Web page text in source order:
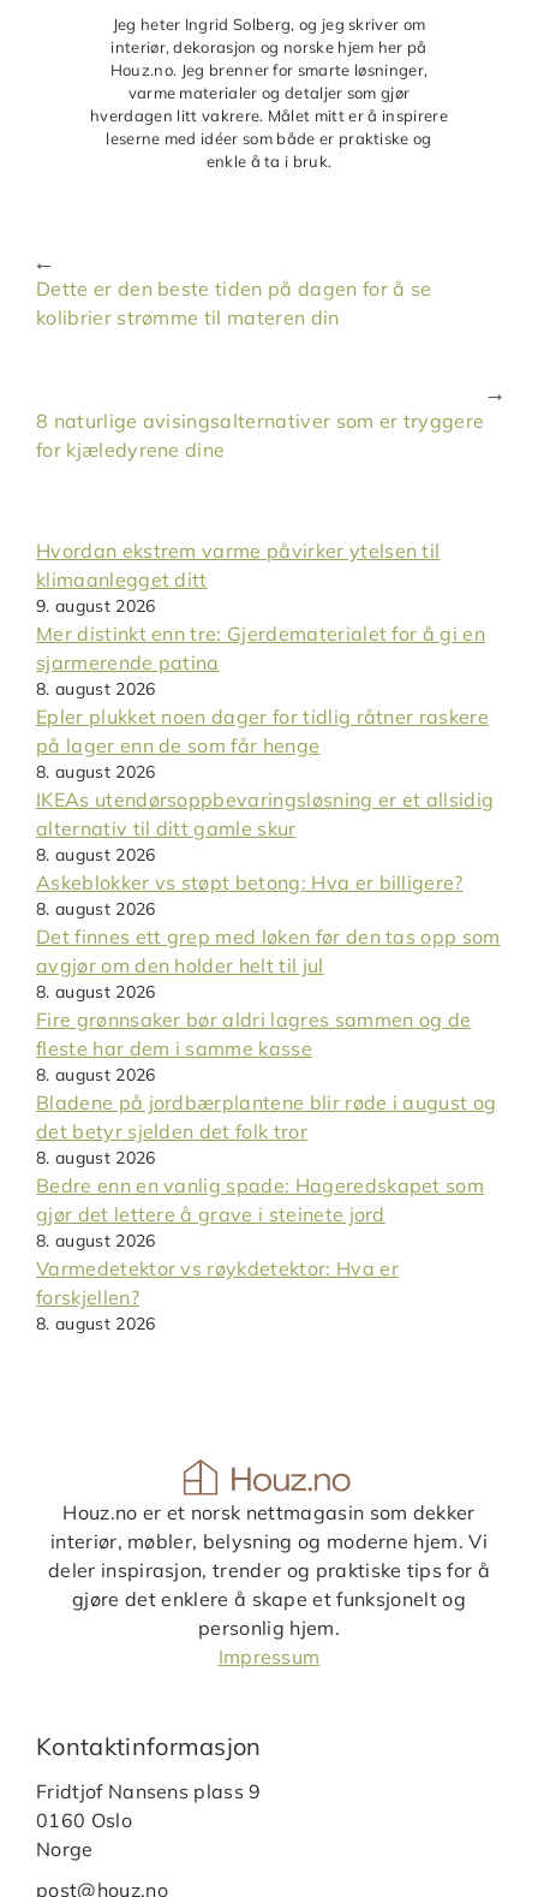
Jeg heter Ingrid Solberg, og jeg skriver om
interiør, dekorasjon og norske hjem her på
Houz.no. Jeg brenner for smarte løsninger,
varme materialer og detaljer som gjør
hverdagen litt vakrere. Målet mitt er å inspirere
leserne med idéer som både er praktiske og
enkle å ta i bruk.
Dette er den beste tiden på dagen for å se
kolibrier strømme til materen din
8 naturlige avisingsalternativer som er tryggere
for kjæledyrene dine
Hvordan ekstrem varme påvirker ytelsen til
klimaanlegget ditt
9. august 2026
Mer distinkt enn tre: Gjerdematerialet for å gi en
sjarmerende patina
8. august 2026
Epler plukket noen dager for tidlig råtner raskere
på lager enn de som får henge
8. august 2026
IKEAs utendørsoppbevaringsløsning er et allsidig
alternativ til ditt gamle skur
8. august 2026
Askeblokker vs støpt betong: Hva er billigere?
8. august 2026
Det finnes ett grep med løken før den tas opp som
avgjør om den holder helt til jul
8. august 2026
Fire grønnsaker bør aldri lagres sammen og de
fleste har dem i samme kasse
8. august 2026
Bladene på jordbærplantene blir røde i august og
det betyr sjelden det folk tror
8. august 2026
Bedre enn en vanlig spade: Hageredskapet som
gjør det lettere å grave i steinete jord
8. august 2026
Varmedetektor vs røykdetektor: Hva er
forskjellen?
8. august 2026
Houz.no er et norsk nettmagasin som dekker
interiør, møbler, belysning og moderne hjem. Vi
deler inspirasjon, trender og praktiske tips for å
gjøre det enklere å skape et funksjonelt og
personlig hjem.
Impressum
Kontaktinformasjon
Fridtjof Nansens plass 9
0160 Oslo
Norge
post@houz.no